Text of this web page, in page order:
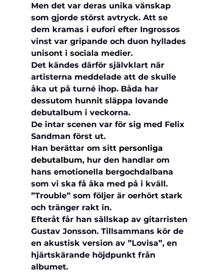
Men det var deras unika vänskap
som gjorde störst avtryck. Att se
dem kramas i eufori efter Ingrossos
vinst var gripande och duon hyllades
unisont i sociala medier.
Det kändes därför självklart när
artisterna meddelade att de skulle
åka ut på turné ihop. Båda har
dessutom hunnit släppa lovande
debutalbum i veckorna.
De intar scenen var för sig med Felix
Sandman först ut.
Han berättar om sitt personliga
debutalbum, hur den handlar om
hans emotionella bergochdalbana
som vi ska få åka med på i kväll.
”Trouble” som följer är oerhört stark
och tränger rakt in.
Efteråt får han sällskap av gitarristen
Gustav Jonsson. Tillsammans kör de
en akustisk version av ”Lovisa”, en
hjärtskärande höjdpunkt från
albumet.